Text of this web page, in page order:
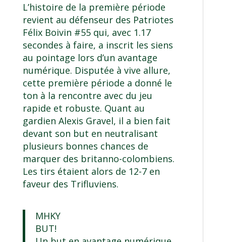
L’histoire de la première période
revient au défenseur des Patriotes
Félix Boivin #55 qui, avec 1.17
secondes à faire, a inscrit les siens
au pointage lors d’un avantage
numérique. Disputée à vive allure,
cette première période a donné le
ton à la rencontre avec du jeu
rapide et robuste. Quant au
gardien Alexis Gravel, il a bien fait
devant son but en neutralisant
plusieurs bonnes chances de
marquer des britanno-colombiens.
Les tirs étaient alors de 12-7 en
faveur des Trifluviens.
MHKY
BUT!